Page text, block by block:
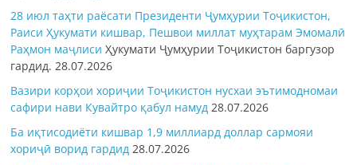
28 июл таҳти раёсати Президенти Ҷумҳурии Тоҷикистон,
Раиси Ҳукумати кишвар, Пешвои миллат муҳтарам Эмомалӣ
Раҳмон маҷлисиҲукумати Ҷумҳурии Тоҷикистон баргузор
гардид.28.07.2026
Вазири корҳои хориҷии Тоҷикистон нусхаи эътимодномаи
сафири нави Кувайтро қабул намуд 28.07.2026
Ба иқтисодиёти кишвар 1,9 миллиард доллар сармояи
хориҷӣ ворид гардид 28.07.2026